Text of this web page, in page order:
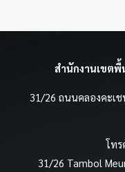
สำนักงานเขต
31/26 ถนนคลองคะเช
โท
31/26 Tambol